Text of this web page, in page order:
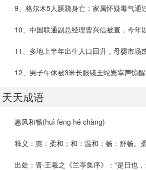
9、格尔木5人蹊跷身亡：家属怀疑毒气通
10、中国联通副总经理曹兴信被查，今年
11、多地上半年出生人口回升，母婴市场
12、男子午休被3米长眼镜王蛇窸窣声惊
天天成语
惠风和畅(huì fēng hé chàng)
释义：惠：柔和；和：温和；畅：舒畅。
出处：晋·王羲之《兰亭集序》：“是日也